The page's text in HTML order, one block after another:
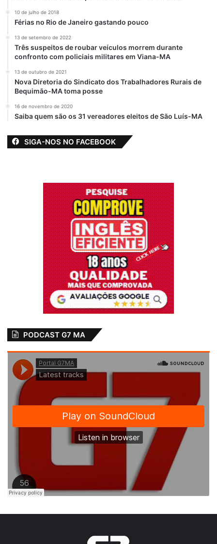
10 de julho de 2018
Férias no Rio de Janeiro gastando pouco
13 de setembro de 2022
Três suspeitos de roubar veículos morrem durante
confronto com policiais militares em Viana-MA
13 de outubro de 2021
Nova Diretoria do Sindicato dos Trabalhadores Rurais de
Bequimão-MA toma posse
16 de novembro de 2020
Saiba quem são os 31 vereadores eleitos de São Luís-MA
SIGA-NOS NO FACEBOOK
PODCAST G7 MA